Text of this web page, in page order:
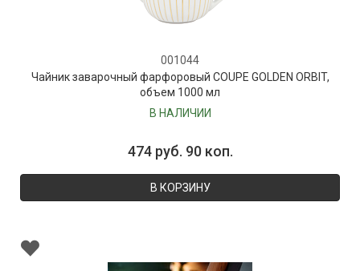
001044
Чайник заварочный фарфоровый COUPE GOLDEN ORBIT,
объем 1000 мл
В НАЛИЧИИ
474 руб. 90 коп.
В КОРЗИНУ